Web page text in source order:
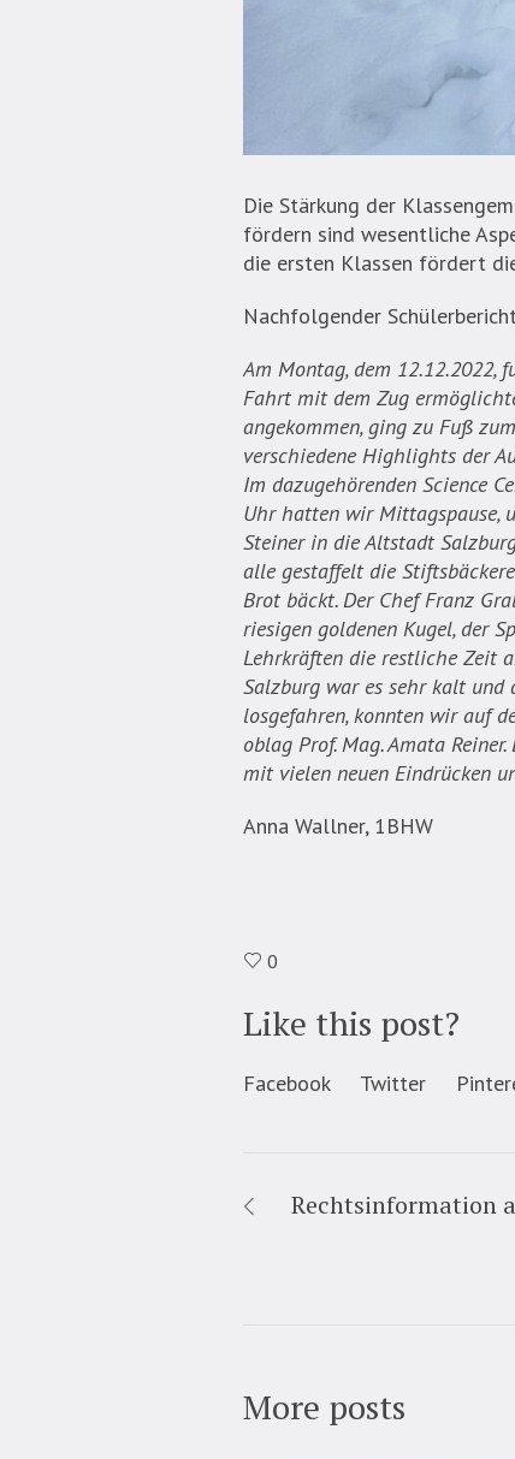
Die Stärkung der
fördern sind wesentliche
die ersten Klassen fördert
Nachfolgender
Am Montag, dem 12.12.2022,
Fahrt mit dem Zug
angekommen, ging zu Fuß
verschiedene Highlights der
Im dazugehörenden Science
Uhr hatten wir Mittagspause,
Steiner in die Altstadt
alle gestaffelt die
Brot bäckt. Der Chef Franz
riesigen goldenen Kugel, der
Lehrkräften die restliche Zeit
Salzburg war es sehr kalt und
losgefahren, konnten wir auf
oblag Prof. Mag. Amata
mit vielen neuen Eindrücken
Anna Wallner, 1BHW
0
Like this post?
Facebook Twitter
Rechtsinformation
More posts